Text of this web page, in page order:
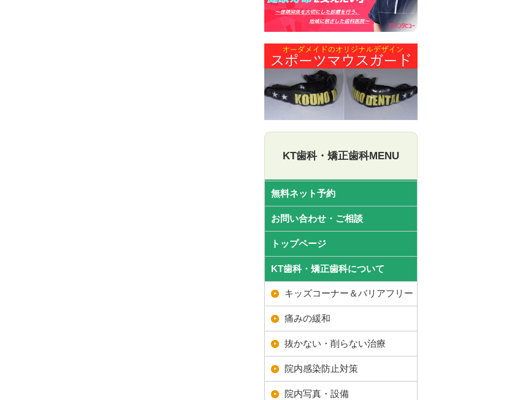
KT歯科・矯正歯科MENU
無料ネット予約
お問い合わせ・ご相談
トップページ
KT歯科・矯正歯科について
キッズコーナー＆バリアフリー
痛みの緩和
抜かない・削らない治療
院内感染防止対策
院内写真・設備